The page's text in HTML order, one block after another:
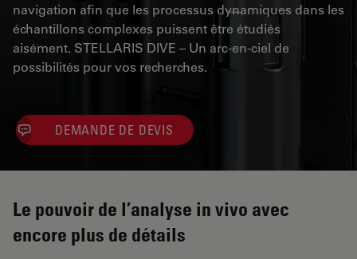
navigation afin que les processus dynamiques dans les
échantillons complexes puissent être étudiés
aisément. STELLARIS DIVE – Un arc-en-ciel de
possibilités pour vos recherches.
DEMANDE DE DEVIS
Le pouvoir de l’analyse in vivo avec
encore plus de détails